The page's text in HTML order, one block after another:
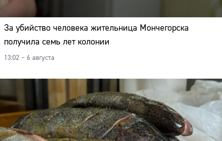
За убийство человека жительница Мончегорска
получила семь лет колонии
13:02 – 6 августа